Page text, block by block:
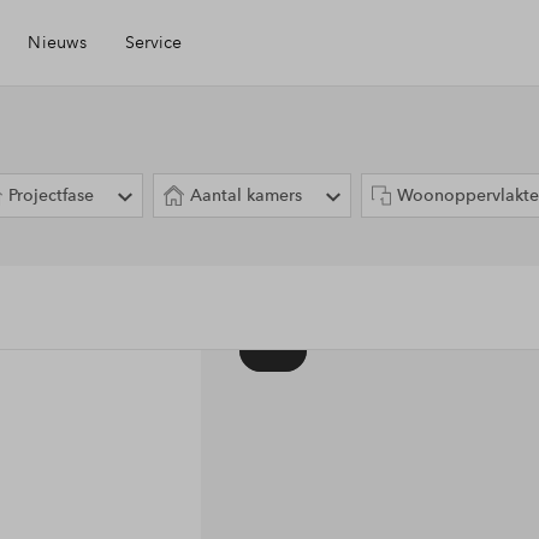
Nieuws Service
Financiele check
Projectfase Aantal kamers Woonoppervlakte